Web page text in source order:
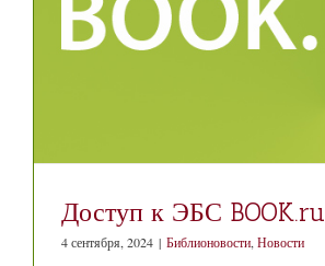
Доступ к ЭБС BOOK.ru
4 сентября, 2024 | Библионовости,Новости